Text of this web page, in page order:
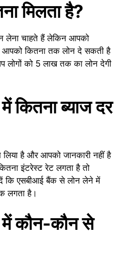
मिलता है?
लेना चाहते हैं लेकिन आपको
आपको कितना तक लोन दे सकती है
लोगों को 5 लाख तक का लोन देगी
कितना ब्याज दर
है और आपको जानकारी नहीं है
इंटरेस्ट रेट लगता है तो
कि एसबीआई बैंक से लोन लेने में
लगता है।
कौन-कौन से